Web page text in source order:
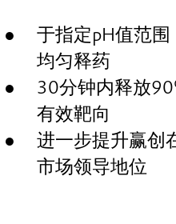
于指定pH值范围
均匀释药
30分钟内释放
有效靶向
进一步提升赢创
市场领导地位